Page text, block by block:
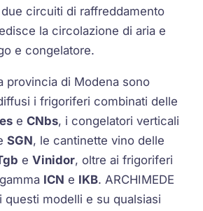
circuiti di raffreddamento
la circolazione di aria e
e congelatore.
provincia di Modena sono
i frigoriferi combinati delle
eCNbs, i congelatori verticali
SGN, le cantinette vino delle
eVinidor, oltre ai frigoriferi
ICN e IKB. ARCHIMEDE
questi modelli e su qualsiasi